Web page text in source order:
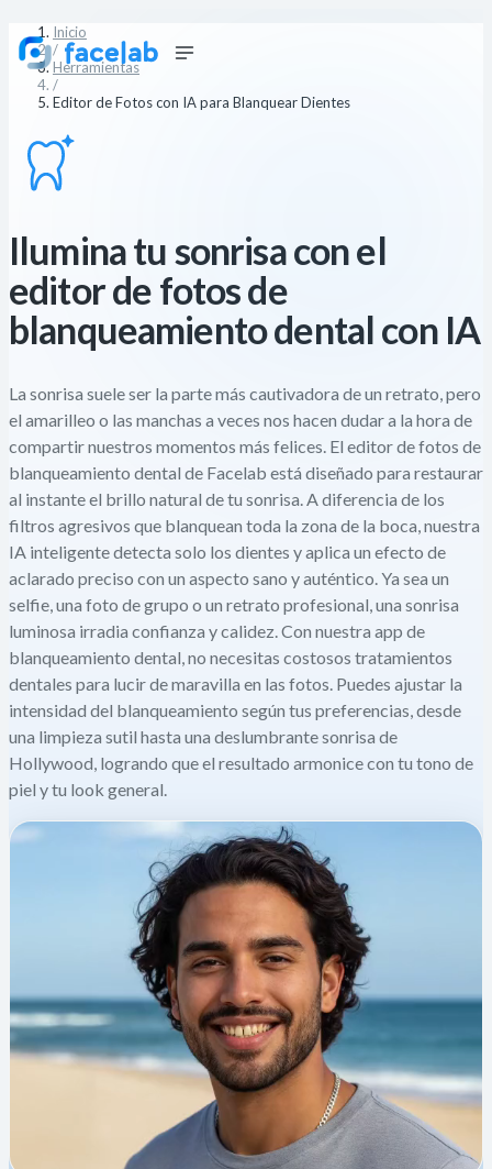
Inicio
/
Herramientas
/
Editor de Fotos con IA para Blanquear Dientes
Ilumina tu sonrisa con el
editor de fotos de
blanqueamiento dental con IA
La sonrisa suele ser la parte más cautivadora de un retrato, pero
el amarilleo o las manchas a veces nos hacen dudar a la hora de
compartir nuestros momentos más felices. El editor de fotos de
blanqueamiento dental de Facelab está diseñado para restaurar
al instante el brillo natural de tu sonrisa. A diferencia de los
filtros agresivos que blanquean toda la zona de la boca, nuestra
IA inteligente detecta solo los dientes y aplica un efecto de
aclarado preciso con un aspecto sano y auténtico. Ya sea un
selfie, una foto de grupo o un retrato profesional, una sonrisa
luminosa irradia confianza y calidez. Con nuestra app de
blanqueamiento dental, no necesitas costosos tratamientos
dentales para lucir de maravilla en las fotos. Puedes ajustar la
intensidad del blanqueamiento según tus preferencias, desde
una limpieza sutil hasta una deslumbrante sonrisa de
Hollywood, logrando que el resultado armonice con tu tono de
piel y tu look general.